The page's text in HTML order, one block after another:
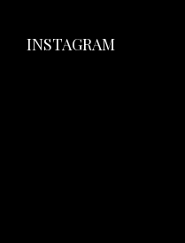
INSTAGRAM